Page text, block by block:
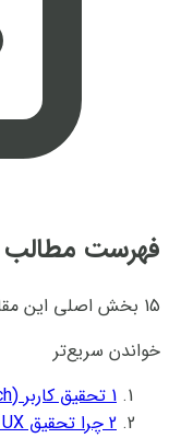
فهرست مطالب
15 بخش اصلی این مقاله
خواندن سریع‌تر
1 تحقیق کاربر (UX Research) چیست؟
2 چرا تحقیق UX مهم است؟